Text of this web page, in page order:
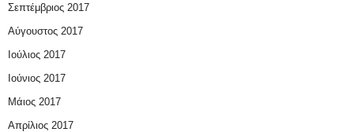
Σεπτέμβριος 2017
Αύγουστος 2017
Ιούλιος 2017
Ιούνιος 2017
Μάιος 2017
Απρίλιος 2017